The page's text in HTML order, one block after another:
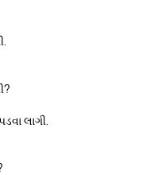
લાગી.